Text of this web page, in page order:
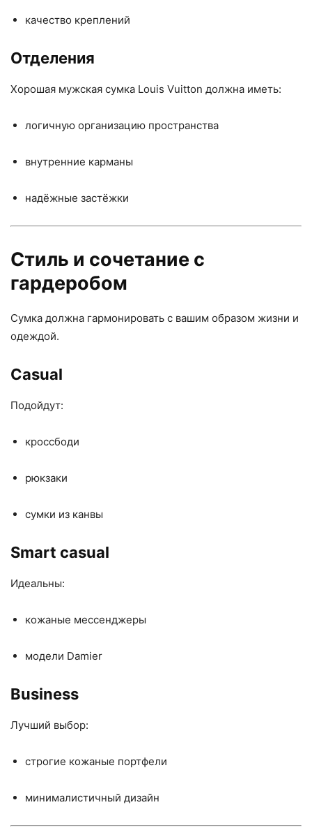
качество креплений
Отделения
Хорошая мужская сумка Louis Vuitton должна иметь:
логичную организацию пространства
внутренние карманы
надёжные застёжки
Стиль и сочетание с
гардеробом
Сумка должна гармонировать с вашим образом жизни и
одеждой.
Casual
Подойдут:
кроссбоди
рюкзаки
сумки из канвы
Smart casual
Идеальны:
кожаные мессенджеры
модели Damier
Business
Лучший выбор:
строгие кожаные портфели
минималистичный дизайн